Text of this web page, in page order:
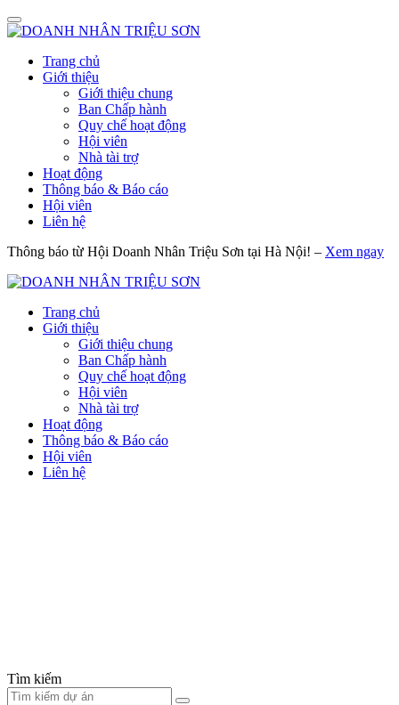
Trang chủ
Giới thiệu
Giới thiệu chung
Ban Chấp hành
Quy chế hoạt động
Hội viên
Nhà tài trợ
Hoạt động
Thông báo & Báo cáo
Hội viên
Liên hệ
Thông báo từ Hội Doanh Nhân Triệu Sơn tại Hà Nội! – Xem ngay
Trang chủ
Giới thiệu
Giới thiệu chung
Ban Chấp hành
Quy chế hoạt động
Hội viên
Nhà tài trợ
Hoạt động
Thông báo & Báo cáo
Hội viên
Liên hệ
Tìm kiếm